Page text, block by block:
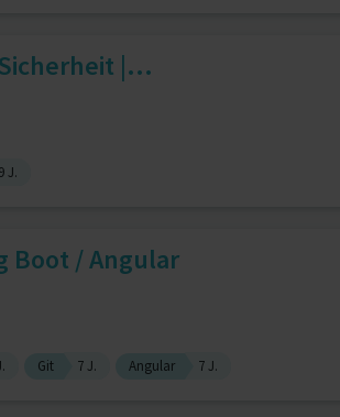
|...
9 J.
Boot / Angular
Git 7 J. Angular 7 J.